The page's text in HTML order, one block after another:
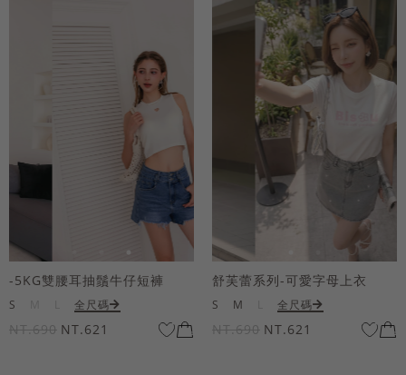
-5KG雙腰耳抽鬚牛仔短褲
S 全尺碼
NT.690 NT.621
舒芙蕾系列-可愛字母上衣
S M 全尺碼
NT.690 NT.621